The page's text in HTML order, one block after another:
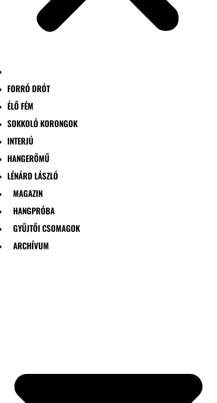
FORRÓ DRÓT
ÉLŐ FÉM
SOKKOLÓ KORONGOK
INTERJÚ
HANGERŐMŰ
LÉNÁRD LÁSZLÓ
MAGAZIN
HANGPRÓBA
GYŰJTŐI CSOMAGOK
ARCHÍVUM